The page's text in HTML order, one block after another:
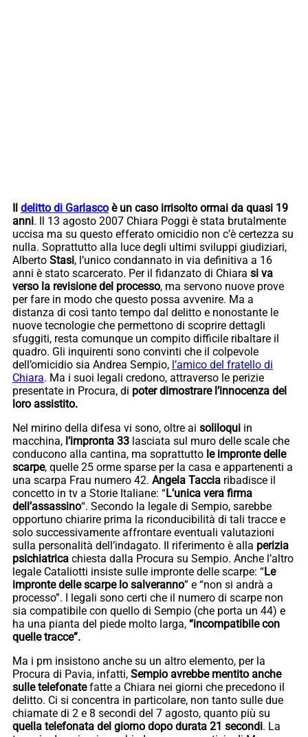
Il delitto di Garlasco è un caso irrisolto ormai da quasi 19
anni. Il 13 agosto 2007 Chiara Poggi è stata brutalmente
uccisa ma su questo efferato omicidio non c’è certezza su
nulla. Soprattutto alla luce degli ultimi sviluppi giudiziari,
Alberto Stasi, l’unico condannato in via definitiva a 16
anni è stato scarcerato. Per il fidanzato di Chiara si va
verso la revisione del processo, ma servono nuove prove
per fare in modo che questo possa avvenire. Ma a
distanza di così tanto tempo dal delitto e nonostante le
nuove tecnologie che permettono di scoprire dettagli
sfuggiti, resta comunque un compito difficile ribaltare il
quadro. Gli inquirenti sono convinti che il colpevole
dell’omicidio sia Andrea Sempio, l’amico del fratello di
Chiara. Ma i suoi legali credono, attraverso le perizie
presentate in Procura, di poter dimostrare l’innocenza del
loro assistito.
Nel mirino della difesa vi sono, oltre ai soliloqui in
macchina, l’impronta 33 lasciata sul muro delle scale che
conducono alla cantina, ma soprattutto le impronte delle
scarpe, quelle 25 orme sparse per la casa e appartenenti a
una scarpa Frau numero 42. Angela Taccia ribadisce il
concetto in tv a Storie Italiane: “L’unica vera firma
dell’assassino“. Secondo la legale di Sempio, sarebbe
opportuno chiarire prima la riconducibilità di tali tracce e
solo successivamente affrontare eventuali valutazioni
sulla personalità dell’indagato. Il riferimento è alla perizia
psichiatrica chiesta dalla Procura su Sempio. Anche l’altro
legale Cataliotti insiste sulle impronte delle scarpe: “Le
impronte delle scarpe lo salveranno” e “non si andrà a
processo”. I legali sono certi che il numero di scarpe non
sia compatibile con quello di Sempio (che porta un 44) e
ha una pianta del piede molto larga, “incompatibile con
quelle tracce”.
Ma i pm insistono anche su un altro elemento, per la
Procura di Pavia, infatti, Sempio avrebbe mentito anche
sulle telefonatefatte a Chiara nei giorni che precedono il
delitto. Ci si concentra in particolare, non tanto sulle due
chiamate di 2 e 8 secondi del 7 agosto, quanto più su
quella telefonata del giorno dopo durata 21 secondi. La